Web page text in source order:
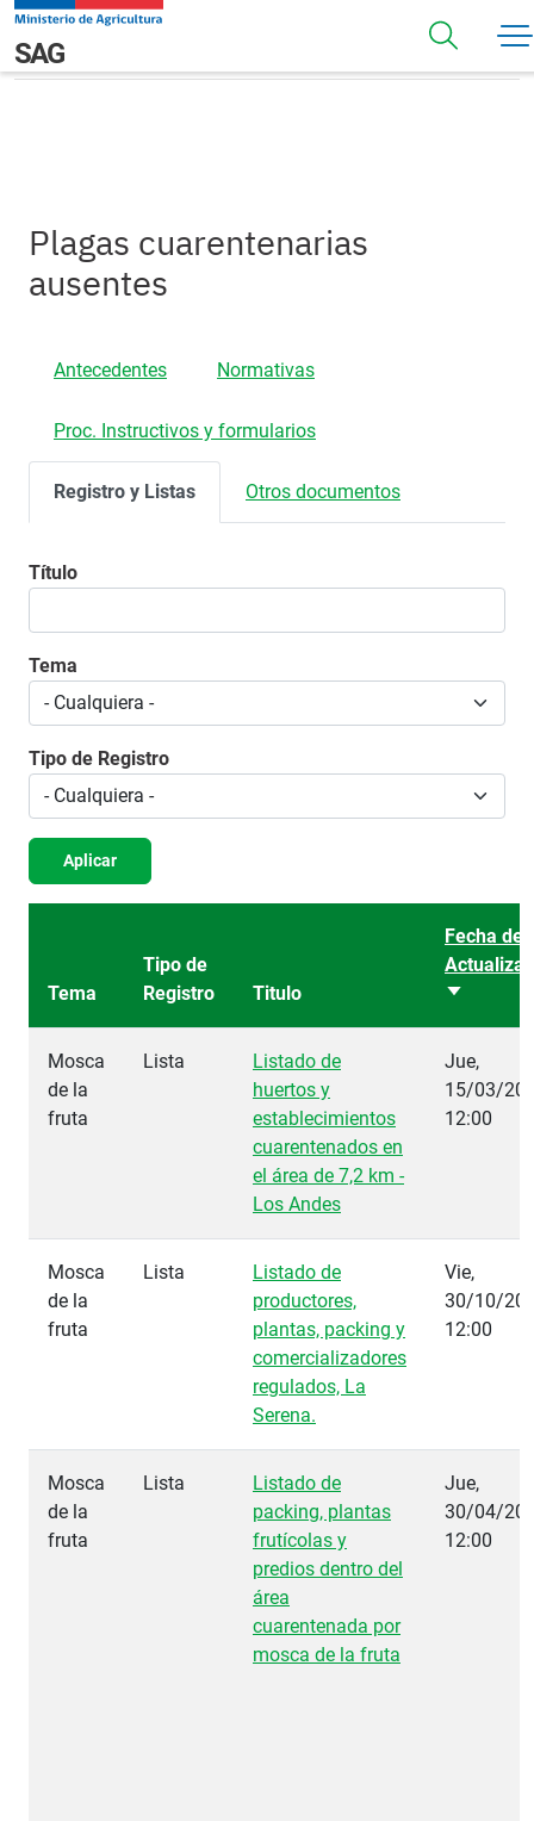
Pasar al contenido principal
Navegación principal
SAG
Registros
Plagas cuarentenarias
ausentes
Antecedentes Normativas
Proc. Instructivos y formularios
Registro y Listas Otros documentos
Título
Tema
Tipo de Registro
Aplicar
Tema
Tipo de
Registro
Titulo
Fecha de
Ordenar
Mosca
de la
fruta
Lista
Listado de
huertos y
establecimientos
cuarentenados en
el área de 7,2 km -
Los Andes
Jue,
15/03/
12:00
Mosca
de la
fruta
Lista
Listado de
productores,
plantas, packing y
comercializadores
regulados, La
Serena.
Vie,
30/10/
12:00
Mosca
de la
fruta
Lista
Listado de
packing, plantas
frutícolas y
predios dentro del
área
cuarentenada por
mosca de la fruta
Jue,
30/04/
12:00